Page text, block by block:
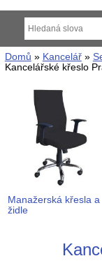
Domů » Kancelář»
Kancelářské křeslo
Manažerská křesla a
židle